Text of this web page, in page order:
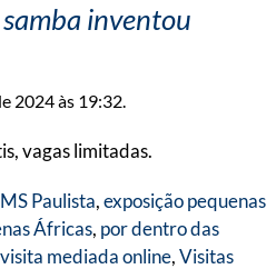
inventou
2024 às 19:32.
vagas limitadas.
Paulista,exposição pequenas
Áfricas, por dentro das
visita mediada online,Visitas